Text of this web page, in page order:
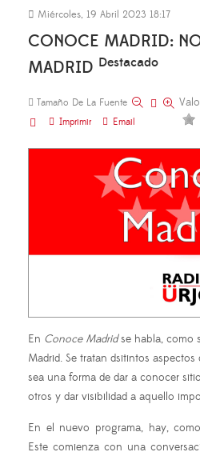
Miércoles, 19 Abril 2023 18:17
CONOCE MADRID:
MADRID Destacado
Tamaño De La Fuente
Imprimir
Email
En Conoce Madridse habla, como
Madrid. Se tratan dsitintos
sea una forma de dar a conocer
otros y dar visibilidad a aquello
En el nuevo programa, hay,
Este comienza con una